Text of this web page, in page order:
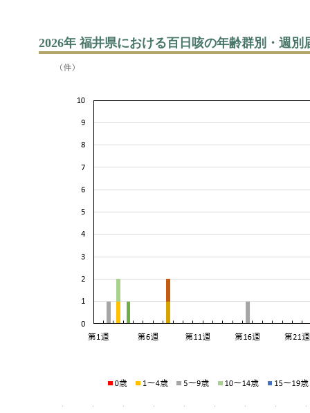
2026年 福井県における百日咳の年齢群別・週別